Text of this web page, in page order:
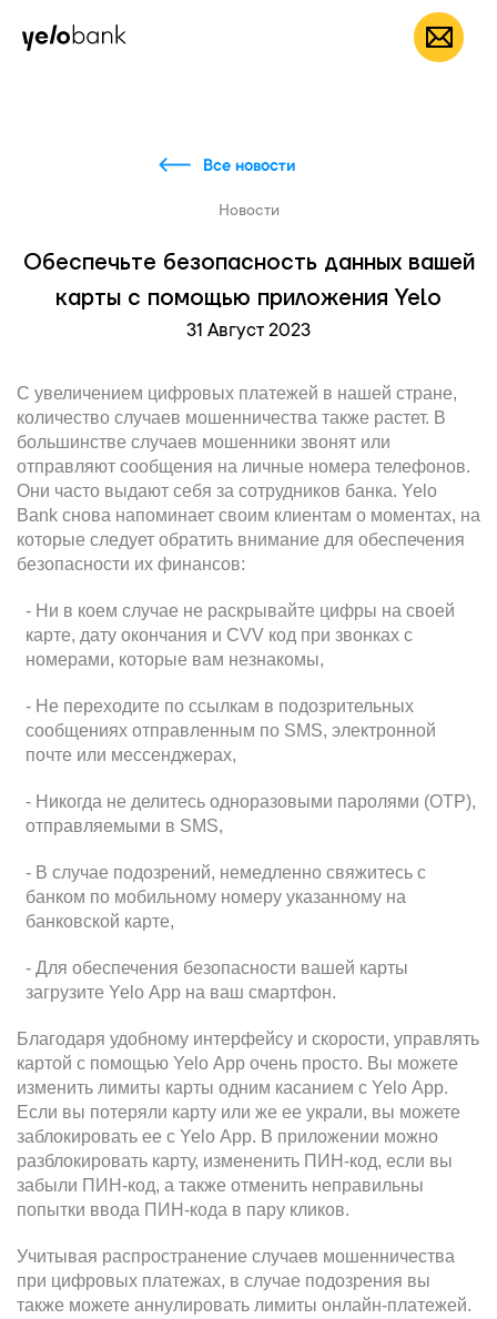
Частным лицам RU
Все новости
Новости
Обеспечьте безопасность данных вашей
карты с помощью приложения Yelo
31 Август 2023
С увеличением цифровых платежей в нашей стране,
количество случаев мошенничества также растет. В
большинстве случаев мошенники звонят или
отправляют сообщения на личные номера телефонов.
Они часто выдают себя за сотрудников банка. Yelo
Bank снова напоминает своим клиентам о моментах, на
которые следует обратить внимание для обеспечения
безопасности их финансов:
- Ни в коем случае не раскрывайте цифры на своей
карте, дату окончания и CVV код при звонках с
номерами, которые вам незнакомы,
- Не переходите по ссылкам в подозрительных
сообщениях отправленным по SMS, электронной
почте или мессенджерах,
- Никогда не делитесь одноразовыми паролями (OTP),
отправляемыми в SMS,
- В случае подозрений, немедленно свяжитесь с
банком по мобильному номеру указанному на
банковской карте,
- Для обеспечения безопасности вашей карты
загрузите Yelo App на ваш смартфон.
Благодаря удобному интерфейсу и скорости, управлять
картой с помощью Yelo App очень просто. Вы можете
изменить лимиты карты одним касанием с Yelo App.
Если вы потеряли карту или же ее украли, вы можете
заблокировать ее с Yelo App. В приложении можно
разблокировать карту, измененить ПИН-код, если вы
забыли ПИН-код, а также отменить неправильны
попытки ввода ПИН-кода в пару кликов.
Учитывая распространение случаев мошенничества
при цифровых платежах, в случае подозрения вы
также можете аннулировать лимиты онлайн-платежей.